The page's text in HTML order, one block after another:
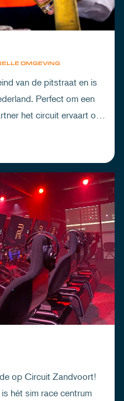
OMGEVING
van de pitstraat en is
Perfect om een
het circuit ervaart of
op Circuit Zandvoort!
hét sim race centrum